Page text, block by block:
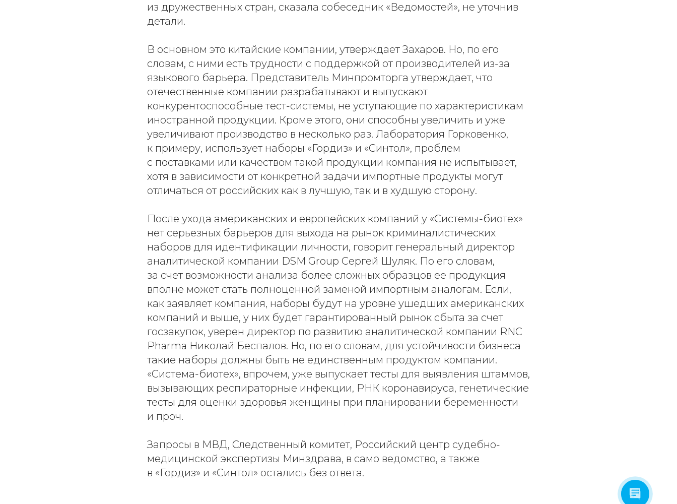
из дружественных стран, сказала собеседник «Ведомостей», не уточнив
детали.
В основном это китайские компании, утверждает Захаров. Но, по его
словам, с ними есть трудности с поддержкой от производителей из-за
языкового барьера. Представитель Минпромторга утверждает, что
отечественные компании разрабатывают и выпускают
конкурентоспособные тест-системы, не уступающие по характеристикам
иностранной продукции. Кроме этого, они способны увеличить и уже
увеличивают производство в несколько раз. Лаборатория Горковенко,
к примеру, использует наборы «Гордиз» и «Синтол», проблем
с поставками или качеством такой продукции компания не испытывает,
хотя в зависимости от конкретной задачи импортные продукты могут
отличаться от российских как в лучшую, так и в худшую сторону.
После ухода американских и европейских компаний у «Системы-биотех»
нет серьезных барьеров для выхода на рынок криминалистических
наборов для идентификации личности, говорит генеральный директор
аналитической компании DSM Group Сергей Шуляк. По его словам,
за счет возможности анализа более сложных образцов ее продукция
вполне может стать полноценной заменой импортным аналогам. Если,
как заявляет компания, наборы будут на уровне ушедших американских
компаний и выше, у них будет гарантированный рынок сбыта за счет
госзакупок, уверен директор по развитию аналитической компании RNC
Pharma Николай Беспалов. Но, по его словам, для устойчивости бизнеса
такие наборы должны быть не единственным продуктом компании.
«Система-биотех», впрочем, уже выпускает тесты для выявления штаммов,
вызывающих респираторные инфекции, РНК коронавируса, генетические
тесты для оценки здоровья женщины при планировании беременности
и проч.
Запросы в МВД, Следственный комитет, Российский центр судебно-
медицинской экспертизы Минздрава, в само ведомство, а также
в «Гордиз» и «Синтол» остались без ответа.